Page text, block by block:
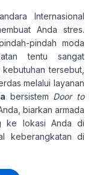
Internasional
Anda stres.
pindah moda
tentu sangat
tersebut,
melalui layanan
bersistem Door to
biarkan armada
ke lokasi Anda di
keberangkatan di